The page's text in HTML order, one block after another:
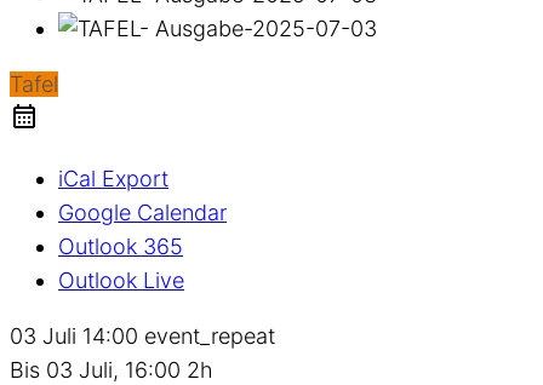
Tafel
iCal Export
Google Calendar
Outlook 365
Outlook Live
03 Juli 14:00 event_repeat
Bis 03 Juli, 16:00 2h